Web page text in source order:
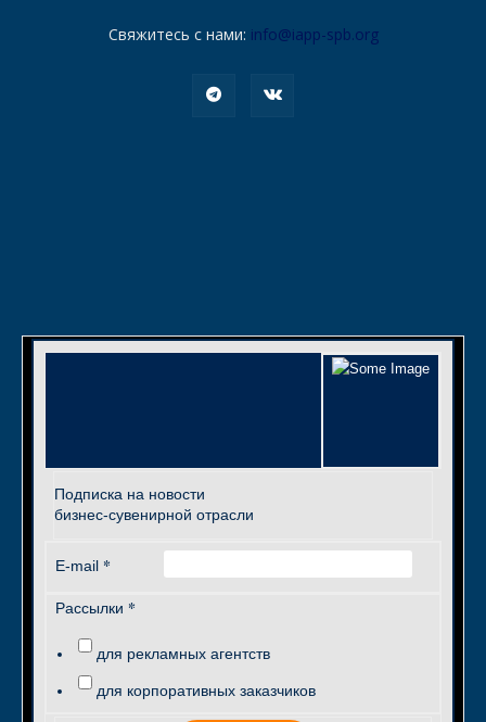
Свяжитесь с нами: info@iapp-spb.org
Подписка на новости
бизнес-сувенирной отрасли
E-mail *
Рассылки *
для рекламных агентств
для корпоративных заказчиков